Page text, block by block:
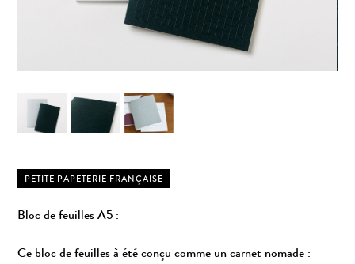
PETITE PAPETERIE FRANÇAISE
Bloc de feuilles A5 :
Ce bloc de feuilles à été conçu comme un carnet nomade :